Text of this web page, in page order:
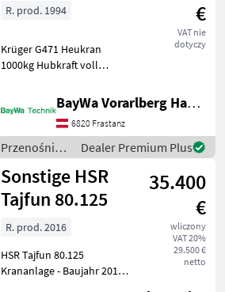
€
VAT nie
dotyczy
R. prod. 1994
Krüger G471 Heukran
1000kg Hubkraft voll
Żurawie do forwarderów
BayWa Vorarlberg HandelsGmbH BayWa Technik
6820 Frastanz
Przenośniki
/ Krüger
Dealer Premium Plus
Sonstige HSR
Tajfun 80.125
35.400
€
wliczony
VAT 20%
29.500 €
netto
R. prod. 2016
HSR Tajfun 80.125
Krananlage - Baujahr 2016 -